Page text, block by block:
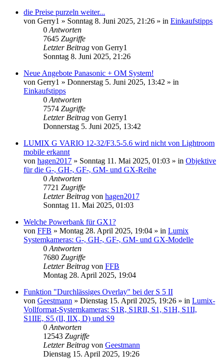
die Preise purzeln weiter...
von Gerry1 » Sonntag 8. Juni 2025, 21:26 » in Einkaufstipps
0 Antworten
7645 Zugriffe
Letzter Beitrag von Gerry1
Sonntag 8. Juni 2025, 21:26
Neue Angebote Panasonic + OM System!
von Gerry1 » Donnerstag 5. Juni 2025, 13:42 » in
Einkaufstipps
0 Antworten
7574 Zugriffe
Letzter Beitrag von Gerry1
Donnerstag 5. Juni 2025, 13:42
LUMIX G VARIO 12-32/F3.5-5.6 wird nicht von Lightroom
mobile erkannt
von hagen2017 » Sonntag 11. Mai 2025, 01:03 » in Objektive
für die G-, GH-, GF-, GM- und GX-Reihe
0 Antworten
7721 Zugriffe
Letzter Beitrag von hagen2017
Sonntag 11. Mai 2025, 01:03
Welche Powerbank für GX1?
von FFB » Montag 28. April 2025, 19:04 » in Lumix
Systemkameras: G-, GH-, GF-, GM- und GX-Modelle
0 Antworten
7680 Zugriffe
Letzter Beitrag von FFB
Montag 28. April 2025, 19:04
Funktion "Durchlässiges Overlay" bei der S 5 II
von Geestmann » Dienstag 15. April 2025, 19:26 » in Lumix-
Vollformat-Systemkameras: S1R, S1RII, S1, S1H, S1II,
S1IIE, S5 (II, IIX, D) und S9
0 Antworten
12543 Zugriffe
Letzter Beitrag von Geestmann
Dienstag 15. April 2025, 19:26